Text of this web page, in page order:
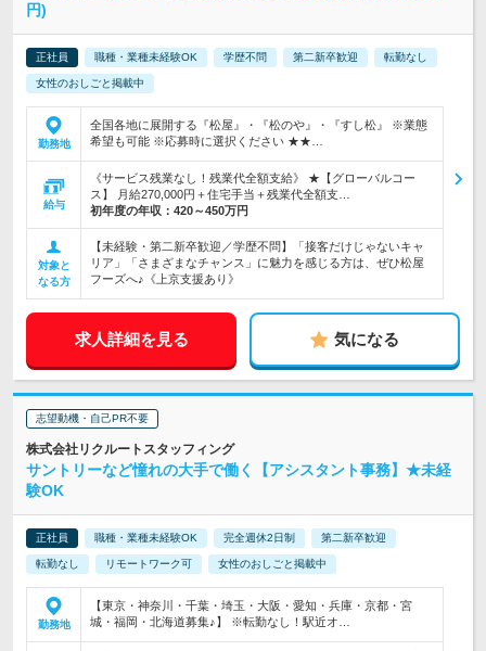
円)
正社員 職種・業種未経験OK 学歴不問 第二新卒歓迎 転勤なし
女性のおしごと掲載中
勤務地
全国各地に展開する『松屋』・『松のや』・『すし松』 ※業態
希望も可能 ※応募時に選択ください ★★…
給与
《サービス残業なし！残業代全額支給》 ★【グローバルコー
ス】 月給270,000円＋住宅手当＋残業代全額支…
初年度の年収： 420～450万円
対象と
なる方
【未経験・第二新卒歓迎／学歴不問】「接客だけじゃないキャ
リア」「さまざまなチャンス」に魅力を感じる方は、ぜひ松屋
フーズへ♪《上京支援あり》
求人詳細を見る 気になる
志望動機・自己PR不要
株式会社リクルートスタッフィング
サントリーなど憧れの大手で働く【アシスタント事務】★未経
験OK
正社員 職種・業種未経験OK 完全週休2日制 第二新卒歓迎
転勤なし リモートワーク可 女性のおしごと掲載中
勤務地
【東京・神奈川・千葉・埼玉・大阪・愛知・兵庫・京都・宮
城・福岡・北海道募集♪】 ※転勤なし！駅近オ…